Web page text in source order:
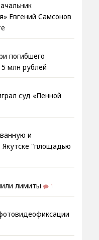
Евгений Самсонов
погибшего
млн рублей
суд «Пенной
и
"площадью
лимиты 1